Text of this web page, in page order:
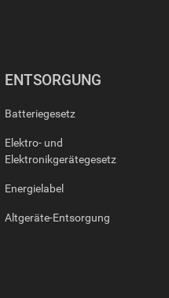
ENTSORGUNG
Batteriegesetz
Elektro- und
Elektronikgerätegesetz
Energielabel
Altgeräte-Entsorgung